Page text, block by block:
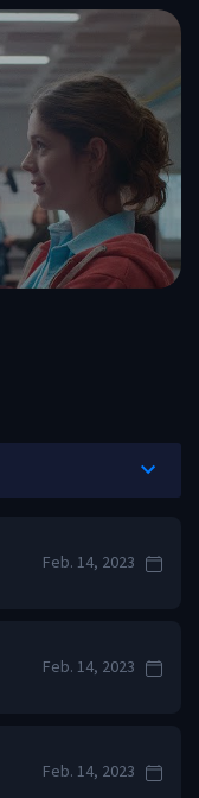
Feb. 14, 2023
Feb. 14, 2023
Feb. 14, 2023